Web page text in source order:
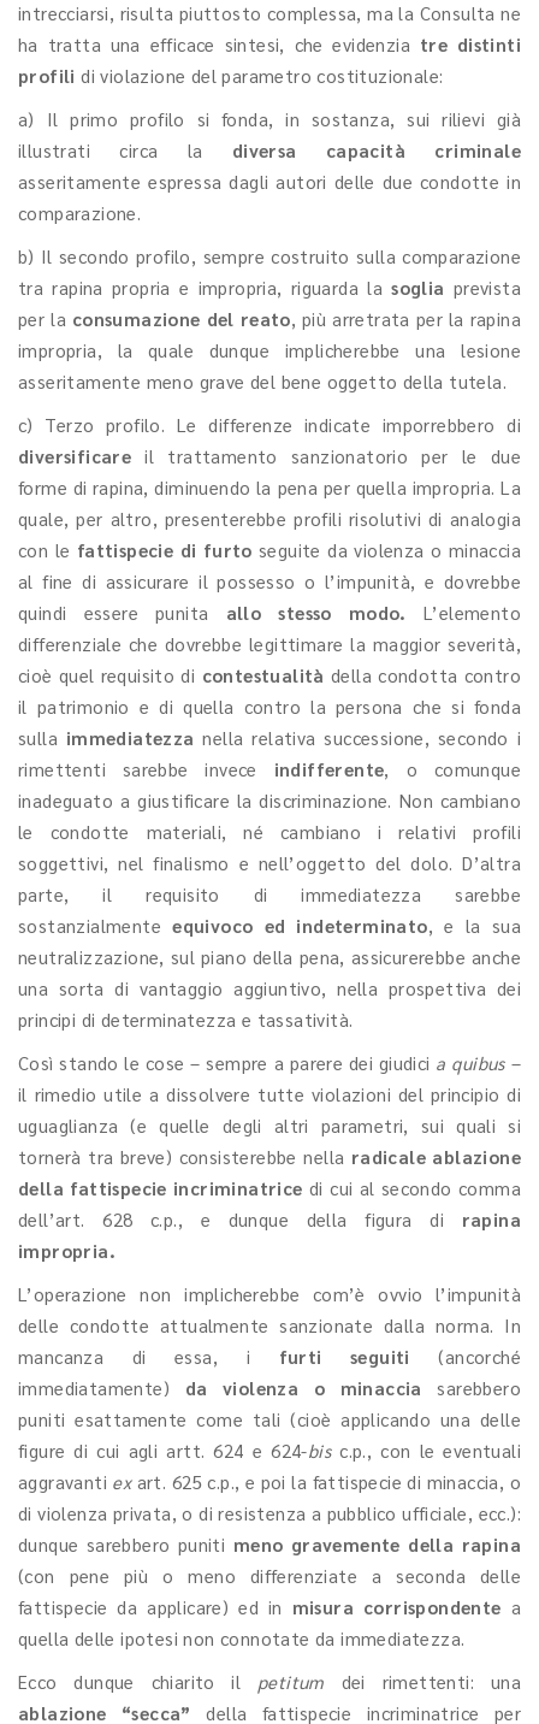
intrecciarsi, risulta piuttosto complessa, ma la Consulta ne
ha tratta una efficace sintesi, che evidenzia tre distinti
profilidi violazione del parametro costituzionale:
a) Il primo profilo si fonda, in sostanza, sui rilievi già
illustrati circa la diversa capacità criminale
asseritamente espressa dagli autori delle due condotte in
comparazione.
b) Il secondo profilo, sempre costruito sulla comparazione
tra rapina propria e impropria, riguarda lasoglia prevista
per la consumazione del reato, più arretrata per la rapina
impropria, la quale dunque implicherebbe una lesione
asseritamente meno grave del bene oggetto della tutela.
c) Terzo profilo. Le differenze indicate imporrebbero di
diversificareil trattamento sanzionatorio per le due
forme di rapina, diminuendo la pena per quella impropria. La
quale, per altro, presenterebbe profili risolutivi di analogia
con le fattispecie di furto seguite da violenza o minaccia
al fine di assicurare il possesso o l’impunità, e dovrebbe
quindi essere punita allo stesso modo. L’elemento
differenziale che dovrebbe legittimare la maggior severità,
cioè quel requisito di contestualità della condotta contro
il patrimonio e di quella contro la persona che si fonda
sulla immediatezzanella relativa successione, secondo i
rimettenti sarebbe invece indifferente, o comunque
inadeguato a giustificare la discriminazione. Non cambiano
le condotte materiali, né cambiano i relativi profili
soggettivi, nel finalismo e nell’oggetto del dolo. D’altra
parte, il requisito di immediatezza sarebbe
sostanzialmenteequivoco ed indeterminato, e la sua
neutralizzazione, sul piano della pena, assicurerebbe anche
una sorta di vantaggio aggiuntivo, nella prospettiva dei
principi di determinatezza e tassatività.
Così stando le cose – sempre a parere dei giudici a quibus–
il rimedio utile a dissolvere tutte violazioni del principio di
uguaglianza (e quelle degli altri parametri, sui quali si
tornerà tra breve) consisterebbe nella radicale ablazione
della fattispecie incriminatricedi cui al secondo comma
dell’art. 628 c.p., e dunque della figura di rapina
impropria.
L’operazione non implicherebbe com’è ovvio l’impunità
delle condotte attualmente sanzionate dalla norma. In
mancanza di essa, i furti seguiti(ancorché
immediatamente) da violenza o minaccia sarebbero
puniti esattamente come tali (cioè applicando una delle
figure di cui agli artt. 624 e 624-bisc.p., con le eventuali
aggravanti ex art. 625 c.p., e poi la fattispecie di minaccia, o
di violenza privata, o di resistenza a pubblico ufficiale, ecc.):
dunque sarebbero puniti meno gravemente della rapina
(con pene più o meno differenziate a seconda delle
fattispecie da applicare) ed in misura corrispondente a
quella delle ipotesi non connotate da immediatezza.
Ecco dunque chiarito il petitum dei rimettenti: una
ablazione “secca”della fattispecie incriminatrice per